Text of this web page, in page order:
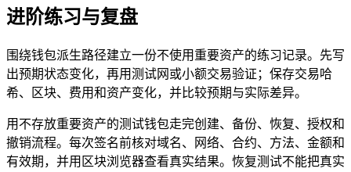
进阶练习与复盘
围绕钱包派生路径建立一份不使用重要资产的练习记录。先写
出预期状态变化，再用测试网或小额交易验证；保存交易哈
希、区块、费用和资产变化，并比较预期与实际差异。
用不存放重要资产的测试钱包走完创建、备份、恢复、授权和
撤销流程。每次签名前核对域名、网络、合约、方法、金额和
有效期，并用区块浏览器查看真实结果。恢复测试不能把真实